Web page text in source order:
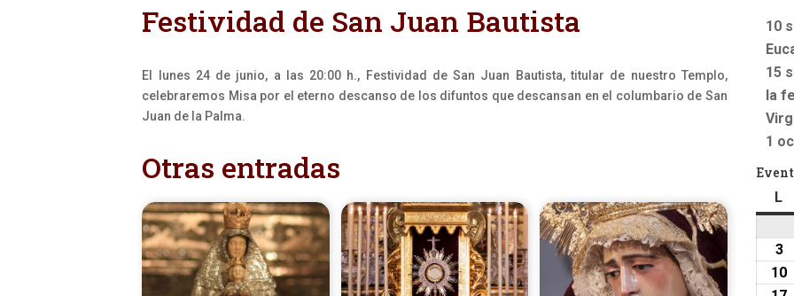
Festividad de San Juan Bautista
El lunes 24 de junio, a las 20:00 h., Festividad de San Juan Bautista, titular de nuestro Templo,
celebraremos Misa por el eterno descanso de los difuntos que descansan en el columbario de San
Juan de la Palma.
Otras entradas
10
15
la
1
L
33
10